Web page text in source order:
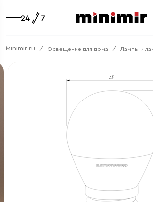
Minimir.ru Освещение для дома Лампы и